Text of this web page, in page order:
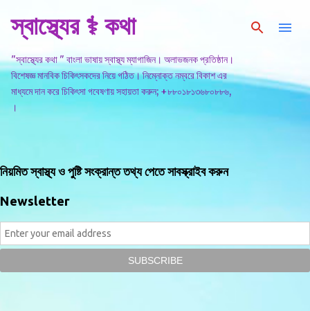
সরাসরি প্রধান সামগ্রীতে চলে যান
স্বাস্থ্যের ⚕️ কথা
"স্বাস্থ্যের কথা " বাংলা ভাষায় স্বাস্থ্য ম্যাগাজিন। অলাভজনক প্রতিষ্ঠান।
বিশেষজ্ঞ মানবিক চিকিৎসকদের নিয়ে গঠিত। নিম্নোক্ত নম্বরে বিকাশ এর
মাধ্যমে দান করে চিকিৎসা গবেষণায় সহায়তা করুন; +৮৮০১৮১৩৬৮০৮৮৬,
।
নিয়মিত স্বাস্থ্য ও পুষ্টি সংক্রান্ত তথ্য পেতে সাবস্ক্রাইব করুন
Newsletter